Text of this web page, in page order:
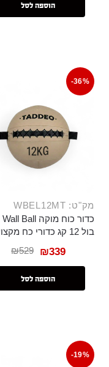
הוספה לסל
-36%
מק"ט: WBEL12MT
בול 12 קג כדורי כח מקצועי
₪529 ₪339
הוספה לסל
-19%